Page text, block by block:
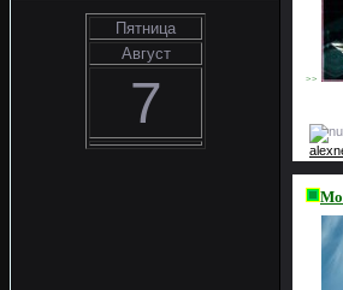
Пятница
Август
7 >>